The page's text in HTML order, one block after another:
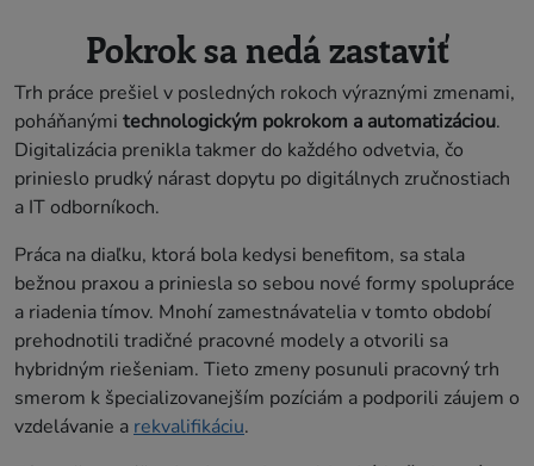
Pokrok sa nedá zastaviť
Trh práce prešiel v posledných rokoch výraznými zmenami,
poháňanými technologickým pokrokom a automatizáciou.
Digitalizácia prenikla takmer do každého odvetvia, čo
prinieslo prudký nárast dopytu po digitálnych zručnostiach
a IT odborníkoch.
Práca na diaľku, ktorá bola kedysi benefitom, sa stala
bežnou praxou a priniesla so sebou nové formy spolupráce
a riadenia tímov. Mnohí zamestnávatelia v tomto období
prehodnotili tradičné pracovné modely a otvorili sa
hybridným riešeniam. Tieto zmeny posunuli pracovný trh
smerom k špecializovanejším pozíciám a podporili záujem o
vzdelávanie a rekvalifikáciu.